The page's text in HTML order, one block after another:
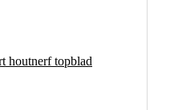
houtnerf topblad